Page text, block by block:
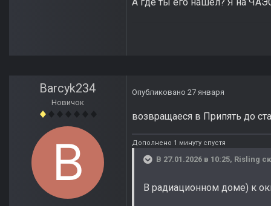
Barcyk234
Новичок
Опубликовано 27 января
возвращаеся в Припять до
Дополнено 1 минуту спустя
В 27.01.2026 в 10:25, Risling
В радиационном доме) к